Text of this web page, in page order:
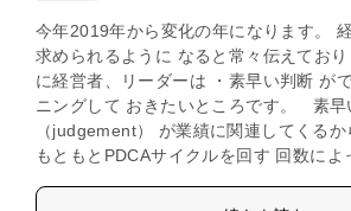
今年2019年から変化の年になります。
求められるように なると常々伝えてお
に経営者、リーダーは ・素早い判断 が
ニングして おきたいところです。 素早
（judgement） が業績に関連してくる
もともとPDCAサイクルを回す 回数によ